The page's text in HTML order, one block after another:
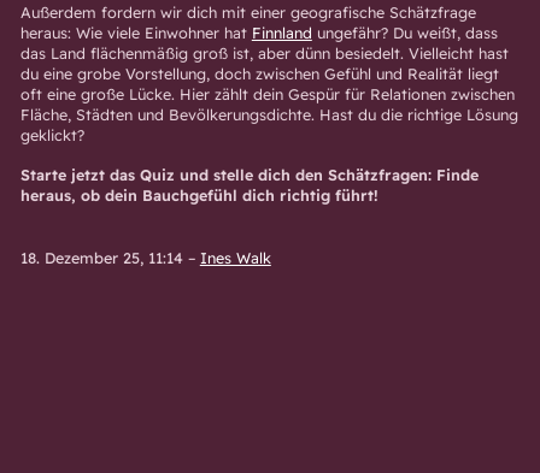
Außerdem fordern wir dich mit einer geografische Schätzfrage
heraus: Wie viele Einwohner hat Finnland ungefähr? Du weißt, dass
das Land flächenmäßig groß ist, aber dünn besiedelt. Vielleicht hast
du eine grobe Vorstellung, doch zwischen Gefühl und Realität liegt
oft eine große Lücke. Hier zählt dein Gespür für Relationen zwischen
Fläche, Städten und Bevölkerungsdichte. Hast du die richtige Lösung
geklickt?
Starte jetzt das Quiz und stelle dich den Schätzfragen: Finde
heraus, ob dein Bauchgefühl dich richtig führt!
18. Dezember 25, 11:14– Ines Walk